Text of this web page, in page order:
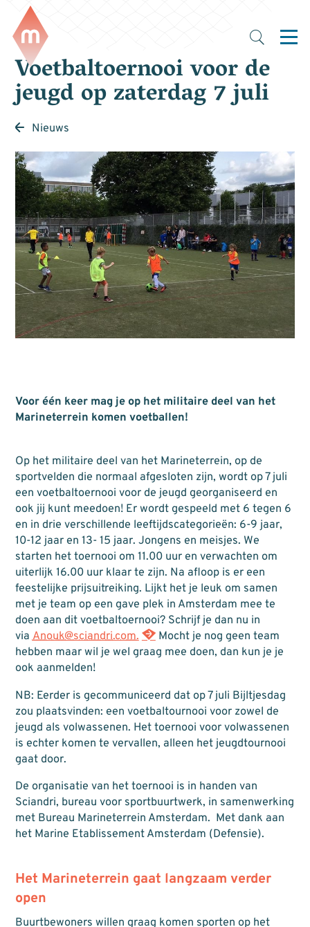
Voetbaltoernooi voor de
jeugd op zaterdag 7 juli
Nieuws
Voor één keer mag je op het militaire deel van het
Marineterrein komen voetballen!
Op het militaire deel van het Marineterrein, op de
sportvelden die normaal afgesloten zijn, wordt op 7 juli
een voetbaltoernooi voor de jeugd georganiseerd en
ook jij kunt meedoen! Er wordt gespeeld met 6 tegen 6
en in drie verschillende leeftijdscategorieën: 6-9 jaar,
10-12 jaar en 13- 15 jaar. Jongens en meisjes. We
starten het toernooi om 11.00 uur en verwachten om
uiterlijk 16.00 uur klaar te zijn. Na afloop is er een
feestelijke prijsuitreiking. Lijkt het je leuk om samen
met je team op een gave plek in Amsterdam mee te
doen aan dit voetbaltoernooi? Schrijf je dan nu in
viaAnouk@sciandri.com.
Mocht je nog geen team
hebben maar wil je wel graag mee doen, dan kun je je
ook aanmelden!
NB: Eerder is gecommuniceerd dat op 7 juli Bijltjesdag
zou plaatsvinden: een voetbaltournooi voor zowel de
jeugd als volwassenen. Het toernooi voor volwassenen
is echter komen te vervallen, alleen het jeugdtournooi
gaat door.
De organisatie van het toernooi is in handen van
Sciandri, bureau voor sportbuurtwerk, in samenwerking
met Bureau Marineterrein Amsterdam. Met dank aan
het Marine Etablissement Amsterdam (Defensie).
Het Marineterrein gaat langzaam verder
open
Buurtbewoners willen graag komen sporten op het